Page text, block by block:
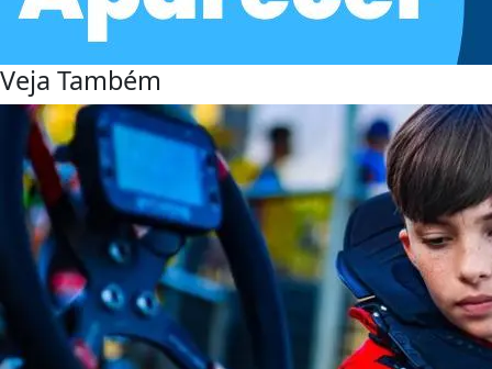
Veja Também